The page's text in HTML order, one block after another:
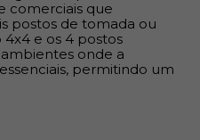
a possibilidade de fixação
não é aparente,
e discreto.
comerciais que
postos de tomada ou
e os 4 postos
ambientes onde a
permitindo um